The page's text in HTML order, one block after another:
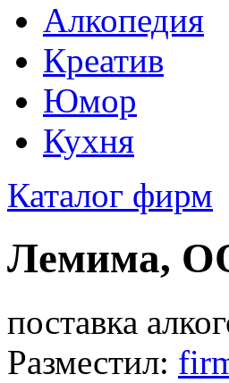
Алкопедия
Креатив
Юмор
Кухня
Каталог фирм
Лемима,
поставка
Разместил: